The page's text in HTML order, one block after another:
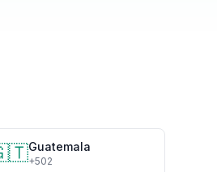
Guatemala
+502